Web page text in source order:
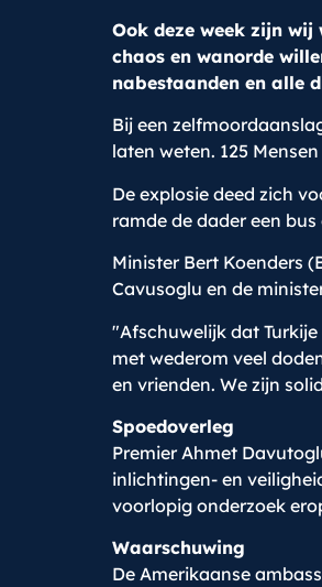
Ook deze week zijn
chaos en wanorde
nabestaanden en alle
Bij een
laten weten. 125
De explosie deed zich
ramde de dader een
Minister Bert Koenders
Cavusoglu en de
"Afschuwelijk dat
met wederom veel
en vrienden. We zijn
Spoedoverleg
Premier Ahmet
inlichtingen- en
voorlopig onderzoek
Waarschuwing
De Amerikaanse